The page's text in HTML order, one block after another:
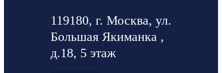
119180, г. Москва, ул.
Большая Якиманка ,
д.18, 5 этаж